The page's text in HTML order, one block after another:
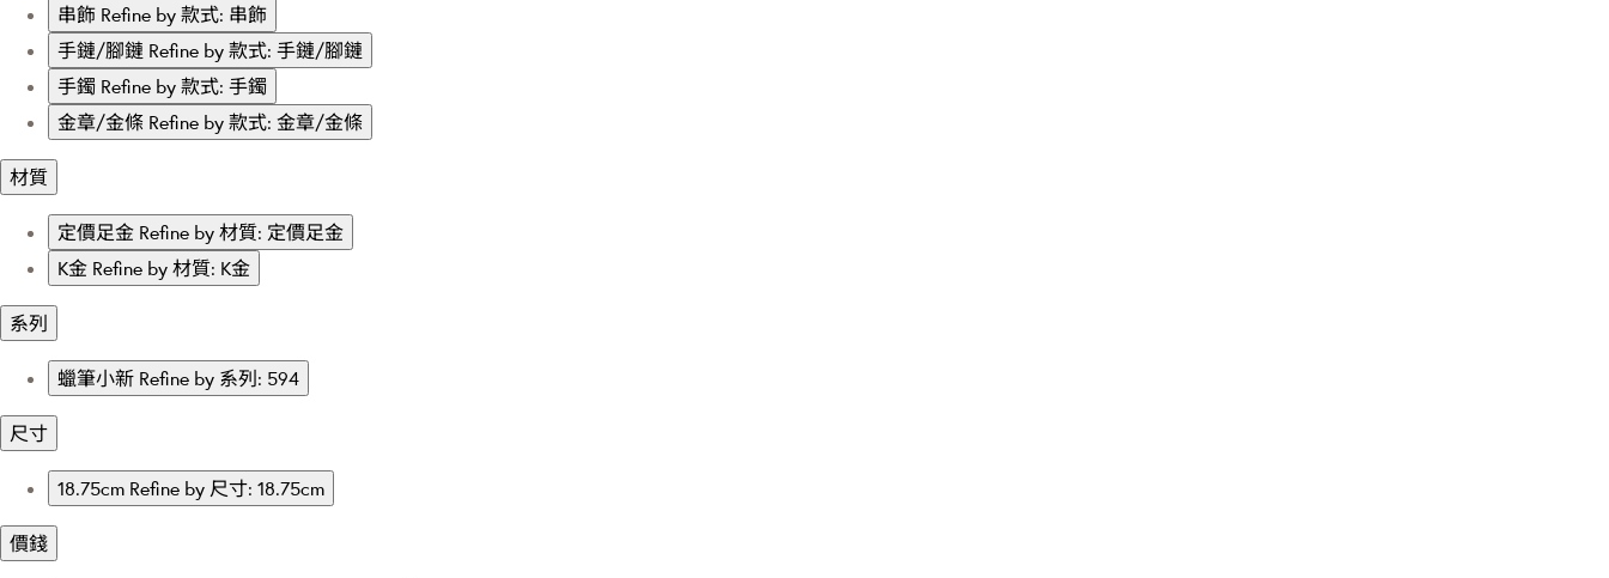
串飾 Refine by 款式: 串飾
手鏈/腳鏈 Refine by 款式: 手鏈/腳鏈
手鐲 Refine by 款式: 手鐲
金章/金條 Refine by 款式: 金章/金條
材質
定價足金 Refine by 材質: 定價足金
K金 Refine by 材質: K金
系列
蠟筆小新 Refine by 系列: 594
尺寸
18.75cm Refine by 尺寸: 18.75cm
價錢